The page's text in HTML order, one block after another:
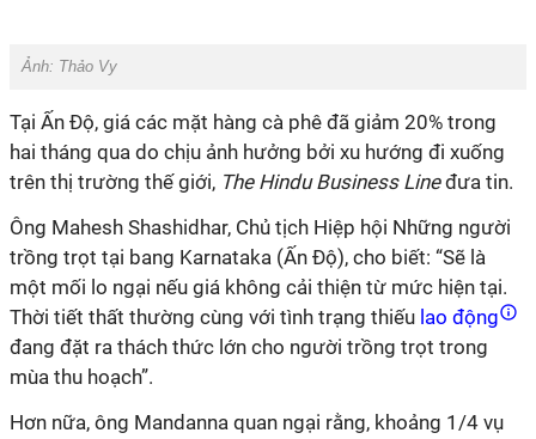
Ảnh: Thảo Vy
Tại Ấn Độ, giá các mặt hàng cà phê đã giảm 20% trong
hai tháng qua do chịu ảnh hưởng bởi xu hướng đi xuống
trên thị trường thế giới, The Hindu Business Lineđưa tin.
Ông Mahesh Shashidhar, Chủ tịch Hiệp hội Những người
trồng trọt tại bang Karnataka (Ấn Độ), cho biết: “Sẽ là
một mối lo ngại nếu giá không cải thiện từ mức hiện tại.
Thời tiết thất thường cùng với tình trạng thiếu lao động
đang đặt ra thách thức lớn cho người trồng trọt trong
mùa thu hoạch”.
Hơn nữa, ông Mandanna quan ngại rằng, khoảng 1/4 vụ